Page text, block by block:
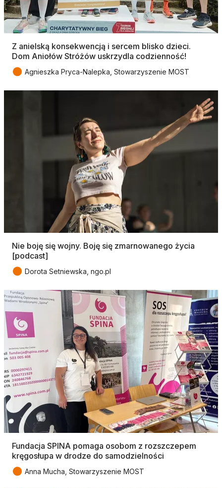
Z anielską konsekwencją i sercem blisko dzieci.
Dom Aniołów Stróżów uskrzydla codzienność!
● Agnieszka Pryca-Nalepka, Stowarzyszenie MOST
Nie boję się wojny. Boję się zmarnowanego życia
[podcast]
● Dorota Setniewska, ngo.pl
Fundacja SPINA pomaga osobom z rozszczepem
kręgosłupa w drodze do samodzielności
● Anna Mucha, Stowarzyszenie MOST